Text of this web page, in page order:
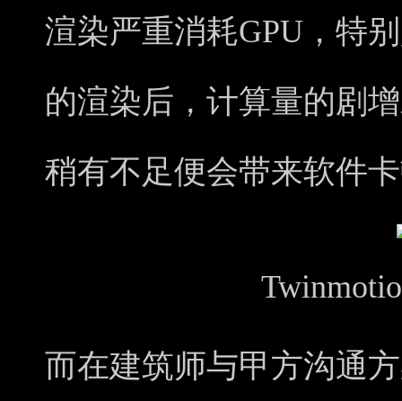
渲染严重消耗GPU，特
的渲染后，计算量的剧
稍有不足便会带来软件
而在建筑师与甲方沟通